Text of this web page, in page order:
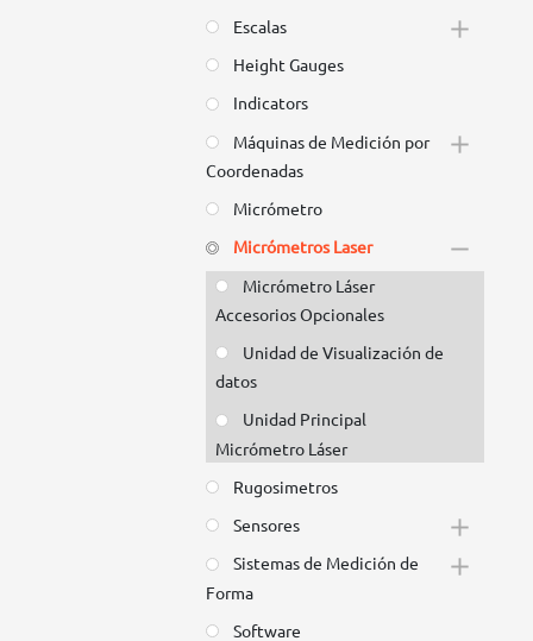
Escalas
Height Gauges
Indicators
Máquinas de Medición por
Coordenadas
Micrómetro
Micrómetros Laser
Micrómetro Láser
Accesorios Opcionales
Unidad de Visualización de
datos
Unidad Principal
Micrómetro Láser
Rugosimetros
Sensores
Sistemas de Medición de
Forma
Software